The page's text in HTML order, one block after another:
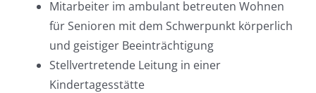
Mitarbeiter im ambulant betreuten Wohnen
für Senioren mit dem Schwerpunkt körperlich
und geistiger Beeinträchtigung
Stellvertretende Leitung in einer
Kindertagesstätte